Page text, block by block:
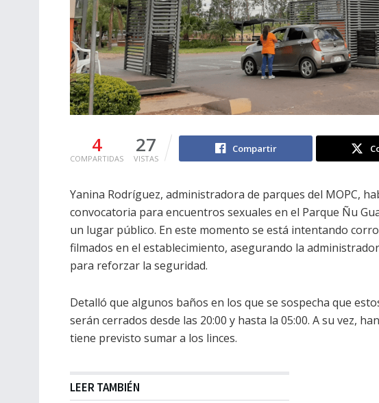
4
COMPARTIDAS
27
VISTAS
Compartir
Yanina Rodríguez, administradora de parques del MOPC,
convocatoria para encuentros sexuales en el Parque Ñu
un lugar público. En este momento se está intentando
filmados en el establecimiento, asegurando la
para reforzar la seguridad.
Detalló que algunos baños en los que se sospecha que
serán cerrados desde las 20:00 y hasta la 05:00. A su vez,
tiene previsto sumar a los linces.
LEER TAMBIÉN